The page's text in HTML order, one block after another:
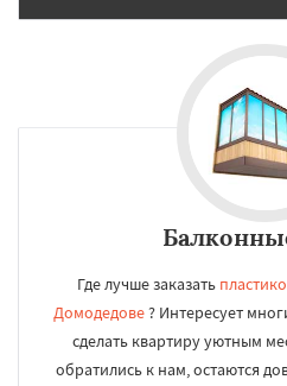
Где лучше заказать
Домодедове? Интересует
сделать квартиру уютным
обратились к нам, остаются